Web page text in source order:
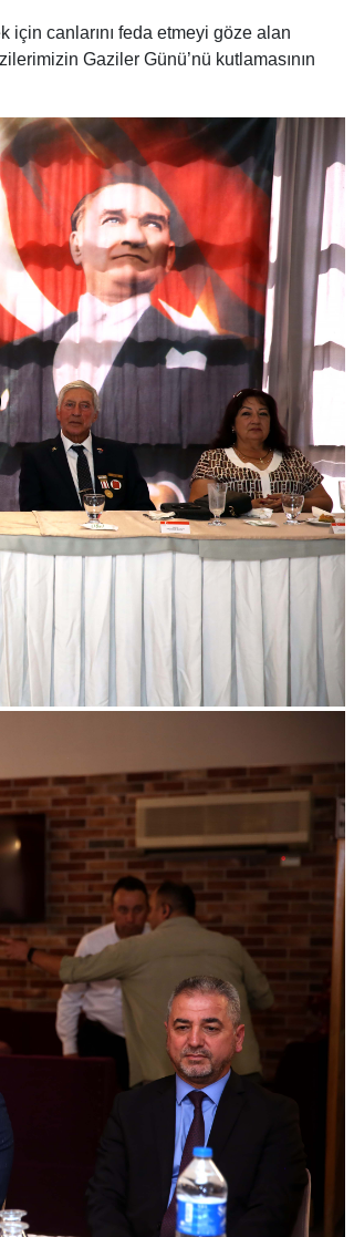
için canlarını feda etmeyi göze alan
Gaziler Günü’nü kutlamasının